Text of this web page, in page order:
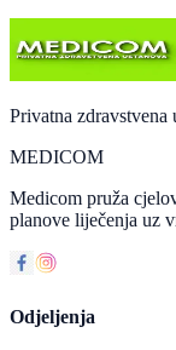
Privatna zdravstvena
MEDICOM
Medicom pruža
planove liječenja uz
Odjeljenja